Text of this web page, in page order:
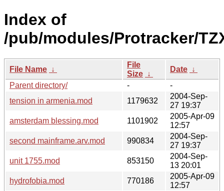
Index of
/pub/modules/Protracker/
File Name ↓
File
Size ↓
Date ↓
Parent directory/
-
-
tension in armenia.mod
1179632
2004-Sep-
27 19:37
amsterdam blessing.mod
1101902
2005-Apr-09
12:57
second mainframe.arv.mod
990834
2004-Sep-
27 19:37
unit 1755.mod
853150
2004-Sep-
13 20:01
hydrofobia.mod
770186
2005-Apr-09
12:57